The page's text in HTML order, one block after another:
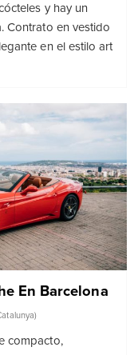
y hay un
Contrato en vestido
en el estilo art
En Barcelona
compacto,